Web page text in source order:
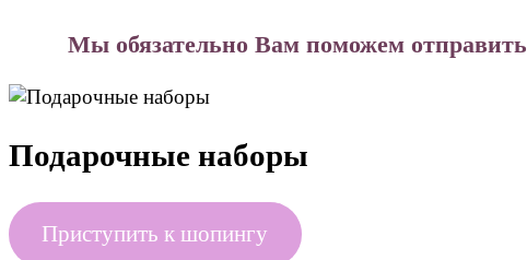
Мы обязательно Вам поможем
Подарочные наборы
Приступить к шопингу